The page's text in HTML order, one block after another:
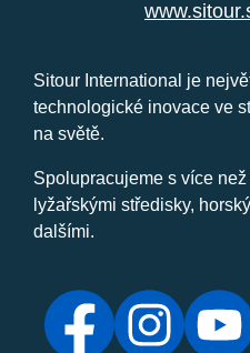
Sitour International je
technologické inovace ve
na světě.
Spolupracujeme s více
lyžařskými středisky,
dalšími.